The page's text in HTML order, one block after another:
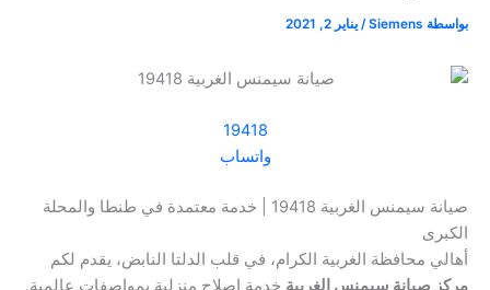
بواسطة Siemens
/ يناير 2, 2021
19418
واتساب
صيانة سيمنس الغربية 19418 | خدمة معتمدة في طنطا والمحلة
الكبرى
أهالي محافظة الغربية الكرام، في قلب الدلتا النابض، يقدم لكم
مركز صيانة سيمنس الغربية خدمة إصلاح منزلية بمواصفات عالمية.